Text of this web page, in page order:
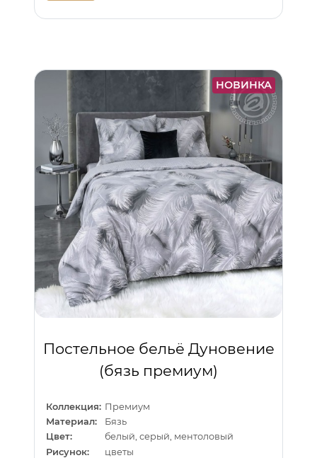
НОВИНКА
Постельное бельё Дуновение
(бязь премиум)
Коллекция: Премиум
Материал:
Бязь
Цвет:
белый, серый, ментоловый
Рисунок:
цветы